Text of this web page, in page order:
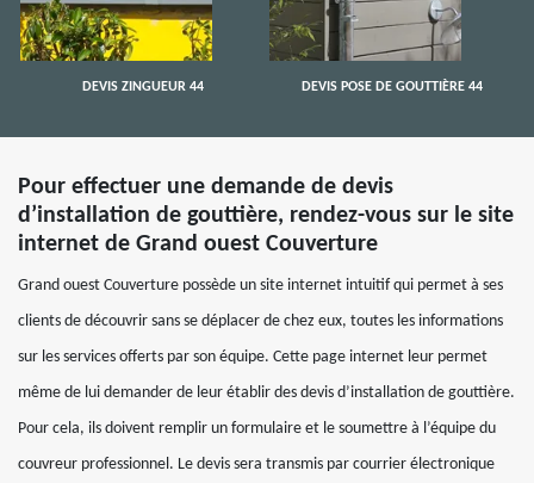
DEVIS ZINGUEUR 44 DEVIS POSE DE GOUTTIÈRE 44
Pour effectuer une demande de devis
d’installation de gouttière, rendez-vous sur le site
internet de Grand ouest Couverture
Grand ouest Couverture possède un site internet intuitif qui permet à ses
clients de découvrir sans se déplacer de chez eux, toutes les informations
sur les services offerts par son équipe. Cette page internet leur permet
même de lui demander de leur établir des devis d’installation de gouttière.
Pour cela, ils doivent remplir un formulaire et le soumettre à l’équipe du
couvreur professionnel. Le devis sera transmis par courrier électronique